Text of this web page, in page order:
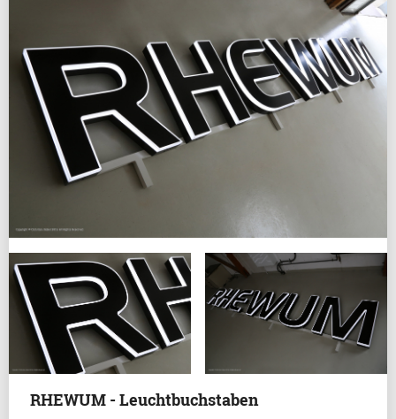
RHEWUM - Leuchtbuchstaben